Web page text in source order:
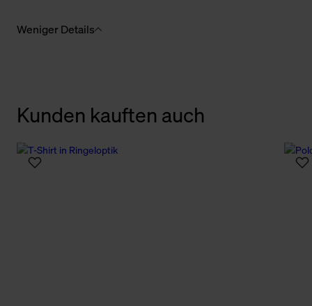
Weniger Details
Kunden kauften auch